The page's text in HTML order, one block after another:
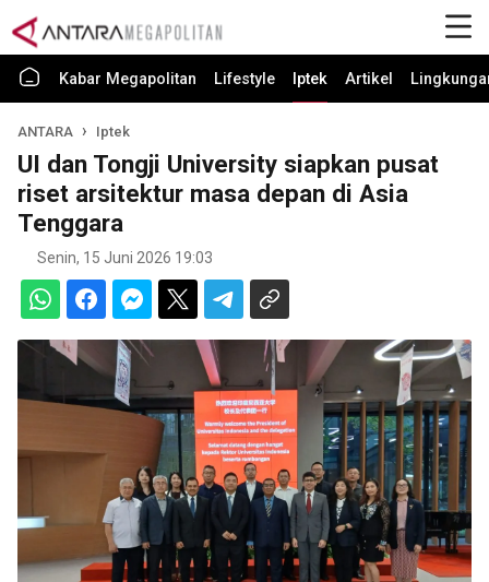
Kabar Megapolitan Lifestyle Iptek Artikel
ANTARA Iptek
UI dan Tongji University siapkan pusat
riset arsitektur masa depan di Asia
Tenggara
Senin, 15 Juni 2026 19:03